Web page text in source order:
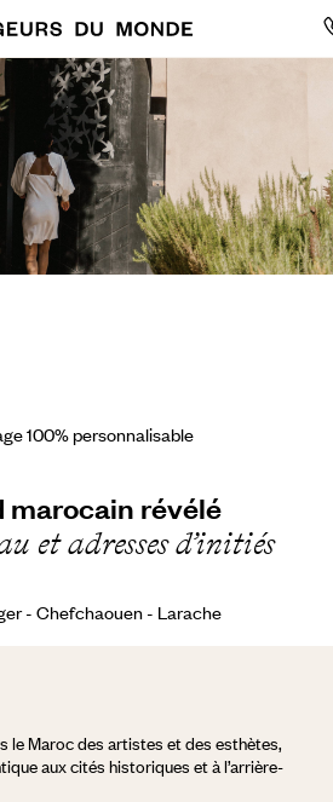
100% personnalisable
marocain révélé
et adresses d’initiés
- Chefchaouen - Larache
le Maroc des artistes et des esthètes,
aux cités historiques et à l’arrière-